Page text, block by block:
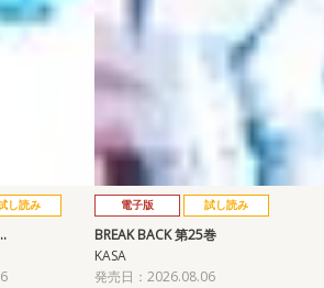
し読み 電子版 試し読み
BREAK BACK 第25巻
KASA
発売日：2026.08.06